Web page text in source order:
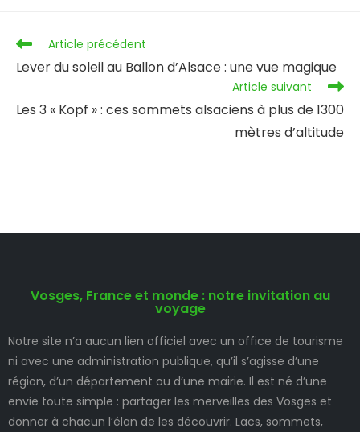
Article précédent
Lever du soleil au Ballon d’Alsace : une vue magique
Article suivant
Les 3 « Kopf » : ces sommets alsaciens à plus de 1300
mètres d’altitude
Vosges, France et monde : notre invitation au
voyage
Notre site n’a aucun lien officiel avec un office de tourisme
ni avec une administration publique, qu’il s’agisse d’une
région, d’un département ou d’une mairie. Il est né d’une
envie toute simple : partager les merveilles des Vosges et
donner à chacun l’élan de les découvrir. Lacs, sommets,